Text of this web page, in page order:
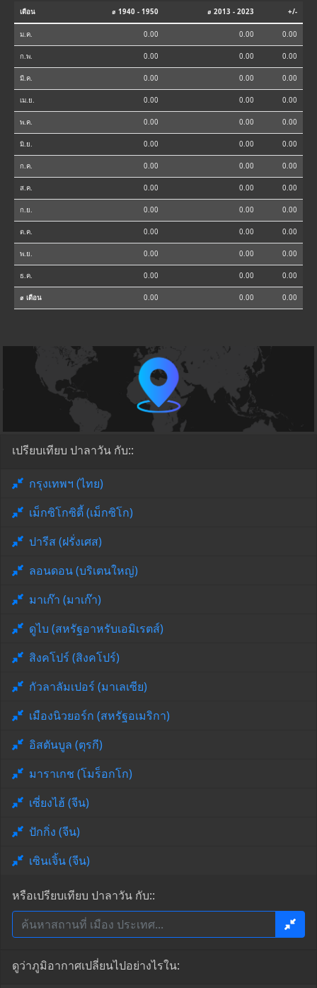
เดือน ⌀ 1940 - 1950 ⌀ 2013 - 2023 +/-
ม.ค. 0.00 0.00 0.00
ก.พ. 0.00 0.00 0.00
มี.ค. 0.00 0.00 0.00
เม.ย. 0.00 0.00 0.00
พ.ค. 0.00 0.00 0.00
มิ.ย. 0.00 0.00 0.00
ก.ค. 0.00 0.00 0.00
ส.ค. 0.00 0.00 0.00
ก.ย. 0.00 0.00 0.00
ต.ค. 0.00 0.00 0.00
พ.ย. 0.00 0.00 0.00
ธ.ค. 0.00 0.00 0.00
⌀ เดือน 0.00 0.00 0.00
เปรียบเทียบ ปาลาวัน กับ::
กรุงเทพฯ (ไทย)
เม็กซิโกซิตี้ (เม็กซิโก)
ปารีส (ฝรั่งเศส)
ลอนดอน (บริเตนใหญ่)
มาเก๊า (มาเก๊า)
ดูไบ (สหรัฐอาหรับเอมิเรตส์)
สิงคโปร์ (สิงคโปร์)
กัวลาลัมเปอร์ (มาเลเซีย)
เมืองนิวยอร์ก (สหรัฐอเมริกา)
อิสตันบูล (ตุรกี)
มาราเกช (โมร็อกโก)
เซี่ยงไฮ้ (จีน)
ปักกิ่ง (จีน)
เซินเจิ้น (จีน)
หรือเปรียบเทียบ ปาลาวัน กับ::
ดูว่าภูมิอากาศเปลี่ยนไปอย่างไรใน: